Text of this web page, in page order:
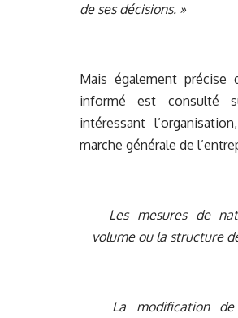
de ses décisions. »
Mais également
informé est consulté
intéressant
marche générale de
Les mesures de
volume ou la structure
La modification